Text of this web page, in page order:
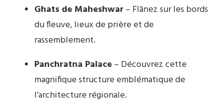
Ghats de Maheshwar– Flânez sur les bords
du fleuve, lieux de prière et de
rassemblement.
Panchratna Palace – Découvrez cette
magnifique structure emblématique de
l’architecture régionale.